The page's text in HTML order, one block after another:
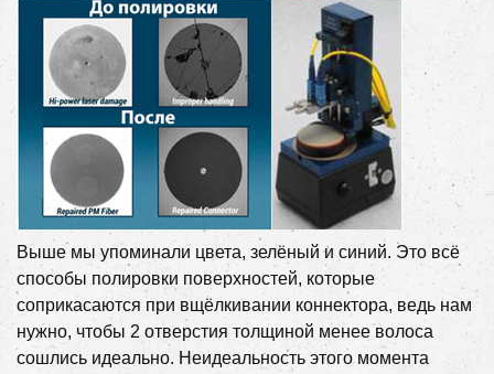
Выше мы упоминали цвета, зелёный и синий. Это всё
способы полировки поверхностей, которые
соприкасаются при вщёлкивании коннектора, ведь нам
нужно, чтобы 2 отверстия толщиной менее волоса
сошлись идеально. Неидеальность этого момента